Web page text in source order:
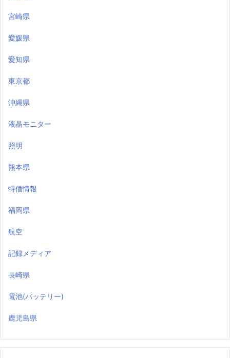
宮崎県
愛媛県
愛知県
東京都
沖縄県
液晶モニター
照明
熊本県
特価情報
福岡県
航空
記録メディア
長崎県
電池(バッテリー)
鹿児島県